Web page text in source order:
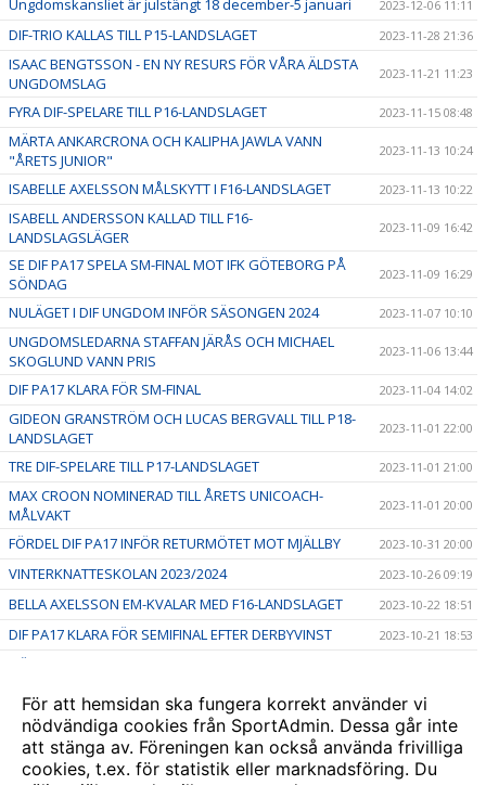
2023-12-06 11:11
DIF-TRIO KALLAS TILL P15-LANDSLAGET 2023-11-28 21:36
ISAAC BENGTSSON - EN NY RESURS FÖR VÅRA ÄLDSTA
UNGDOMSLAG
2023-11-21 11:23
FYRA DIF-SPELARE TILL P16-LANDSLAGET 2023-11-15 08:48
MÄRTA ANKARCRONA OCH KALIPHA JAWLA VANN
"ÅRETS JUNIOR"
2023-11-13 10:24
ISABELLE AXELSSON MÅLSKYTT I F16-LANDSLAGET 2023-11-13 10:22
ISABELL ANDERSSON KALLAD TILL F16-
LANDSLAGSLÄGER
2023-11-09 16:42
SE DIF PA17 SPELA SM-FINAL MOT IFK GÖTEBORG PÅ
SÖNDAG
2023-11-09 16:29
NULÄGET I DIF UNGDOM INFÖR SÄSONGEN 2024 2023-11-07 10:10
UNGDOMSLEDARNA STAFFAN JÄRÅS OCH MICHAEL
SKOGLUND VANN PRIS
2023-11-06 13:44
DIF PA17 KLARA FÖR SM-FINAL 2023-11-04 14:02
GIDEON GRANSTRÖM OCH LUCAS BERGVALL TILL P18-
LANDSLAGET
2023-11-01 22:00
TRE DIF-SPELARE TILL P17-LANDSLAGET 2023-11-01 21:00
MAX CROON NOMINERAD TILL ÅRETS UNICOACH-
MÅLVAKT
2023-11-01 20:00
FÖRDEL DIF PA17 INFÖR RETURMÖTET MOT MJÄLLBY 2023-10-31 20:00
VINTERKNATTESKOLAN 2023/2024 2023-10-26 09:19
BELLA AXELSSON EM-KVALAR MED F16-LANDSLAGET 2023-10-22 18:51
DIF PA17 KLARA FÖR SEMIFINAL EFTER DERBYVINST 2023-10-21 18:53
HÖSTLOVSAKTIVITETER - vecka 44
TVÅ DIF-SPELARE TILL P15-LANDSLAGET FUTURE TEAM 2023-10-09 18:55
DJURGÅRDSFESTIVALEN 9 SEPTEMBER 2023-09-08 19:16
Stockholmsmästerskapen firar 20 år 2023-08-17 19:17
För att hemsidan ska fungera korrekt använder vi
nödvändiga cookies från SportAdmin. Dessa går inte
att stänga av. Föreningen kan också använda frivilliga
cookies, t.ex. för statistik eller marknadsföring. Du